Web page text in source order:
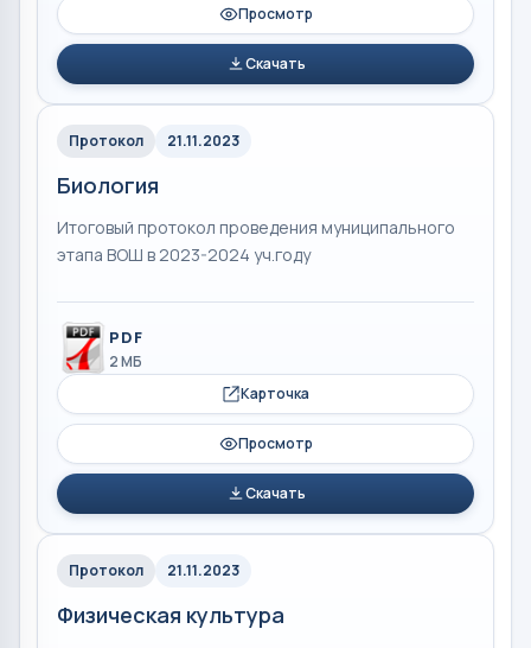
Просмотр
Скачать
Протокол 21.11.2023
Биология
Итоговый протокол проведения муниципального
этапа ВОШ в 2023-2024 уч.году
PDF
2 МБ
Карточка
Просмотр
Скачать
Протокол 21.11.2023
Физическая культура